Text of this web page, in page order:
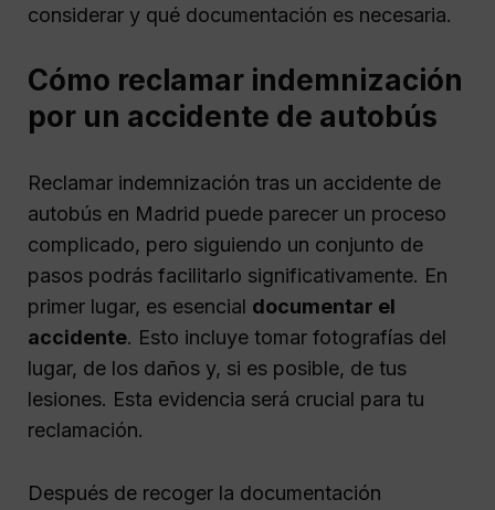
considerar y qué documentación es necesaria.
Cómo reclamar indemnización
por un accidente de autobús
Reclamar indemnización tras un accidente de
autobús en Madrid puede parecer un proceso
complicado, pero siguiendo un conjunto de
pasos podrás facilitarlo significativamente. En
primer lugar, es esencial documentar el
accidente. Esto incluye tomar fotografías del
lugar, de los daños y, si es posible, de tus
lesiones. Esta evidencia será crucial para tu
reclamación.
Después de recoger la documentación